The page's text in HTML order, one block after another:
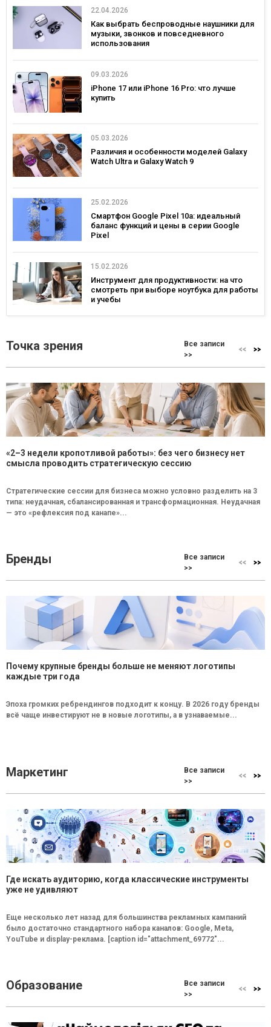
22.04.2026
Как выбрать беспроводные наушники для
музыки, звонков и повседневного
использования
09.03.2026
iPhone 17 или iPhone 16 Pro: что лучше
купить
05.03.2026
Различия и особенности моделей Galaxy
Watch Ultra и Galaxy Watch 9
25.02.2026
Смартфон Google Pixel 10a: идеальный
баланс функций и цены в серии Google
Pixel
15.02.2026
Инструмент для продуктивности: на что
смотреть при выборе ноутбука для работы
и учебы
Точка зрения
Все записи
>>
«2–3 недели кропотливой работы»: без чего бизнесу нет
смысла проводить стратегическую сессию
Стратегические сессии для бизнеса можно условно разделить на 3
типа: неудачная, сбалансированная и трансформационная. Неудачная
— это «рефлексия под канапе»...
Бренды
Все записи
>>
Почему крупные бренды больше не меняют логотипы
каждые три года
Эпоха громких ребрендингов подходит к концу. В 2026 году бренды
всё чаще инвестируют не в новые логотипы, а в узнаваемые...
Маркетинг
Все записи
>>
Где искать аудиторию, когда классические инструменты
уже не удивляют
Еще несколько лет назад для большинства рекламных кампаний
было достаточно стандартного набора каналов: Google, Meta,
YouTube и display-реклама. [caption id="attachment_69772"...
Образование
Все записи
>>